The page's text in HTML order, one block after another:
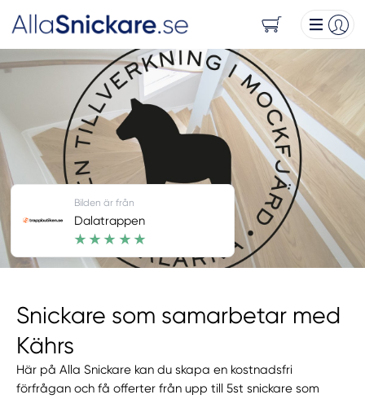
Snickare som samarbetar med
Kährs
Här på Alla Snickare kan du skapa en kostnadsfri
förfrågan och få offerter från upp till 5st snickare som
Bilden är från
Dalatrappen